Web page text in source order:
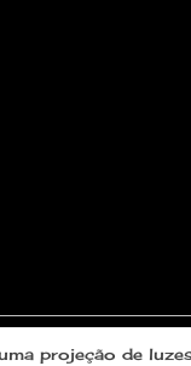
projeção de